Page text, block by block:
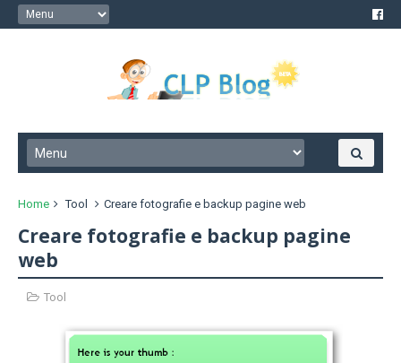
Home Tool Creare fotografie e backup pagine web
Creare fotografie e backup pagine
web
Tool